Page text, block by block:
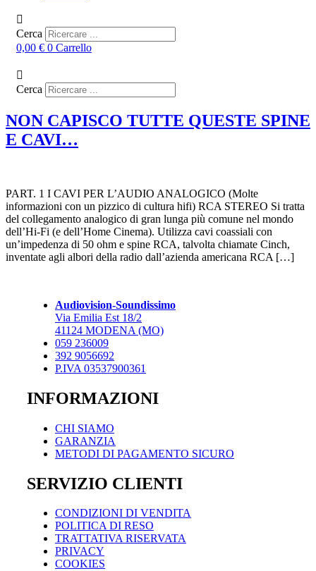
Cerca
0,00 € 0 Carrello
Cerca
NON CAPISCO TUTTE QUESTE SPINE
E CAVI…
PART. 1 I CAVI PER L’AUDIO ANALOGICO (Molte
informazioni con un pizzico di cultura hifi) RCA STEREO Si tratta
del collegamento analogico di gran lunga più comune nel mondo
dell’Hi-Fi (e dell’Home Cinema). Utilizza cavi coassiali con
un’impedenza di 50 ohm e spine RCA, talvolta chiamate Cinch,
inventate agli albori della radio dall’azienda americana RCA […]
Audiovision-Soundissimo
Via Emilia Est 18/2
41124 MODENA (MO)
059 236009
392 9056692
P.IVA 03537900361
INFORMAZIONI
CHI SIAMO
GARANZIA
METODI DI PAGAMENTO SICURO
SERVIZIO CLIENTI
CONDIZIONI DI VENDITA
POLITICA DI RESO
TRATTATIVA RISERVATA
PRIVACY
COOKIES